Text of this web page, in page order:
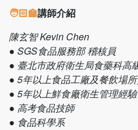
🧑🏻‍🏫講師介紹
陳玄智 Kevin Chen
● SGS食品服務部 稽核員
● 臺北市政府衛生局食藥科高
● 5年以上食品工廠及餐飲場
● 5年以上鮮食廠衛生管理經驗
● 高考食品技師
● 食品科學系